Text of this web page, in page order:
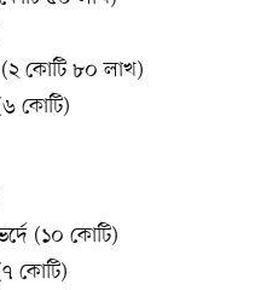
(২ কোটি ৮০ লাখ)
কোটি)
(১০ কোটি)
কোটি)